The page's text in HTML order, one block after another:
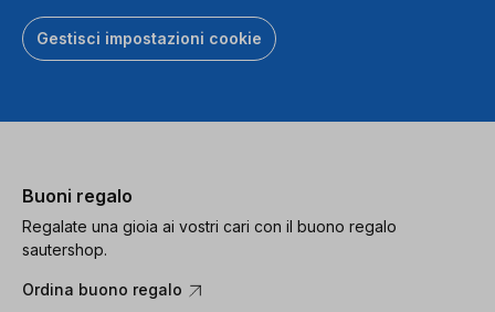
Gestisci impostazioni cookie
Buoni regalo
Regalate una gioia ai vostri cari con il buono regalo
sautershop.
Ordina buono regalo